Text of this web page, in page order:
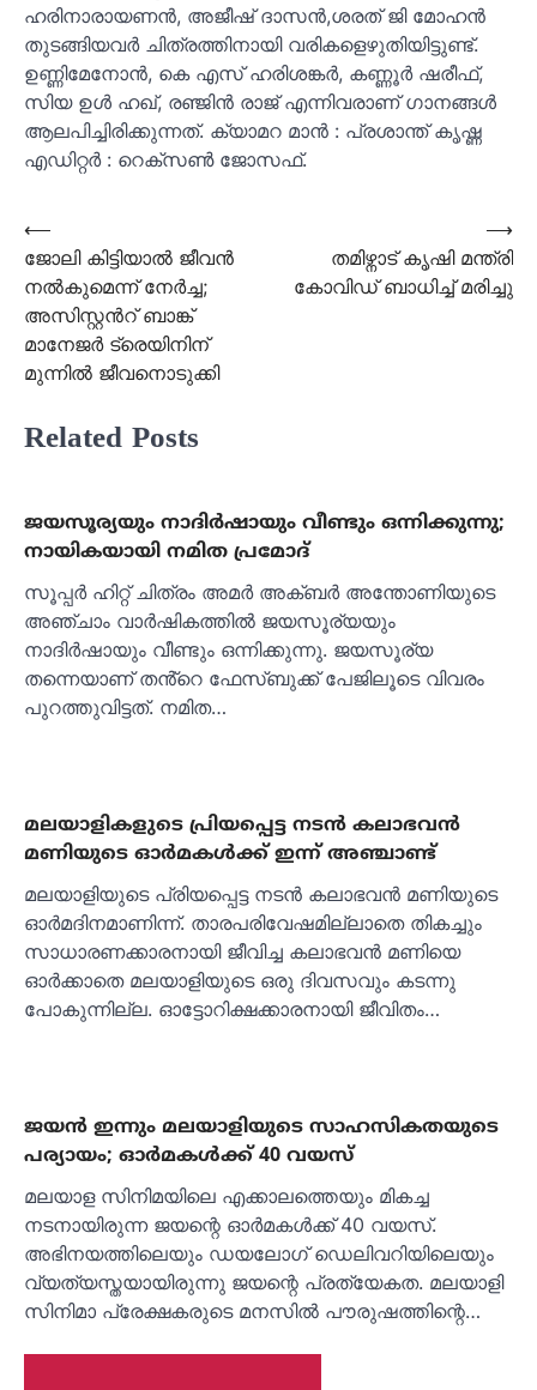
ഹരിനാരായണൻ, അജീഷ് ദാസൻ,ശരത് ജി മോഹൻ
തുടങ്ങിയവർ ചിത്രത്തിനായി വരികളെഴുതിയിട്ടുണ്ട്.
ഉണ്ണിമേനോൻ, കെ എസ് ഹരിശങ്കർ, കണ്ണൂർ ഷരീഫ്,
സിയ ഉൾ ഹഖ്, രഞ്ജിൻ രാജ് എന്നിവരാണ് ഗാനങ്ങൾ
ആലപിച്ചിരിക്കുന്നത്. ക്യാമറ മാൻ : പ്രശാന്ത് കൃഷ്ണ
എഡിറ്റർ : റെക്സൺ ജോസഫ്.
Post
navigation
⟵
ജോലി കിട്ടിയാല്‍ ജീവന്‍
നല്‍കുമെന്ന് നേര്‍ച്ച;
അസിസ്റ്റന്‍റ് ബാങ്ക്
മാനേജര്‍ ട്രെയിനിന്
മുന്നില്‍ ജീവനൊടുക്കി
തമിഴ്നാട് കൃഷി മന്ത്രി
കോവിഡ് ബാധിച്ച് മരിച്ചു
⟶
Related Posts
ജയസൂര്യയും നാദിർഷായും വീണ്ടും ഒന്നിക്കുന്നു;
നായികയായി നമിത പ്രമോദ്
സൂപ്പർ ഹിറ്റ് ചിത്രം അമർ അക്ബർ അന്തോണിയുടെ
അഞ്ചാം വാർഷികത്തിൽ ജയസൂര്യയും
നാദിർഷായും വീണ്ടും ഒന്നിക്കുന്നു. ജയസൂര്യ
തന്നെയാണ് തൻ്റെ ഫേസ്ബുക്ക് പേജിലൂടെ വിവരം
പുറത്തുവിട്ടത്. നമിത…
മലയാളികളുടെ പ്രിയപ്പെട്ട നടന്‍ കലാഭവന്‍
മണിയുടെ ഓര്‍മകള്‍ക്ക് ഇന്ന് അഞ്ചാണ്ട്
മലയാളിയുടെ പ്രിയപ്പെട്ട നടന്‍ കലാഭവന്‍ മണിയുടെ
ഓര്‍മദിനമാണിന്ന്. താരപരിവേഷമില്ലാതെ തികച്ചും
സാധാരണക്കാരനായി ജീവിച്ച കലാഭവന്‍ മണിയെ
ഓര്‍ക്കാതെ മലയാളിയുടെ ഒരു ദിവസവും കടന്നു
പോകുന്നില്ല. ഓട്ടോറിക്ഷക്കാരനായി ജീവിതം…
ജയന്‍ ഇന്നും മലയാളിയുടെ സാഹസികതയുടെ
പര്യായം; ഓര്‍മകള്‍ക്ക് 40 വയസ്
മലയാള സിനിമയിലെ എക്കാലത്തെയും മികച്ച
നടനായിരുന്ന ജയന്റെ ഓര്‍മകള്‍ക്ക് 40 വയസ്.
അഭിനയത്തിലെയും ഡയലോഗ് ഡെലിവറിയിലെയും
വ്യത്യസ്തയായിരുന്നു ജയന്റെ പ്രത്യേകത. മലയാളി
സിനിമാ പ്രേക്ഷകരുടെ മനസില്‍ പൗരുഷത്തിന്റെ…